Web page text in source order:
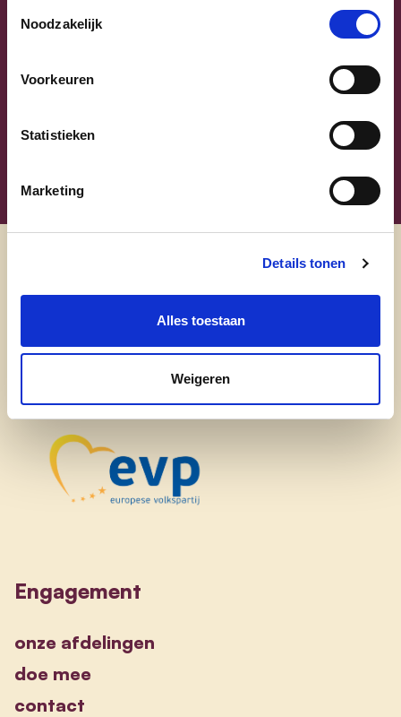
Noodzakelijk
Voorkeuren
Statistieken
Marketing
Details tonen
Alles toestaan
Weigeren
Ik geef toestemming om communicatie over Annelies
Verlinden te ontvangen
onze partij
Engagement
onze afdelingen
doe mee
contact